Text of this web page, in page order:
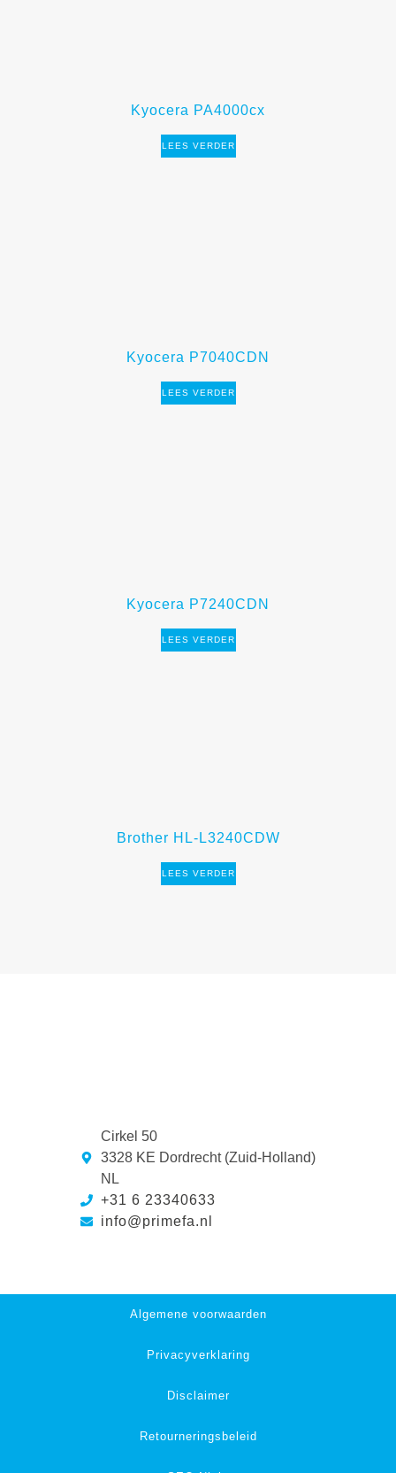
Kyocera PA4000cx
LEES VERDER
Kyocera P7040CDN
LEES VERDER
Kyocera P7240CDN
LEES VERDER
Brother HL-L3240CDW
LEES VERDER
Cirkel 50
3328 KE Dordrecht (Zuid-Holland)
NL
+31 6 23340633
info@primefa.nl
Algemene voorwaarden
Privacyverklaring
Disclaimer
Retourneringsbeleid